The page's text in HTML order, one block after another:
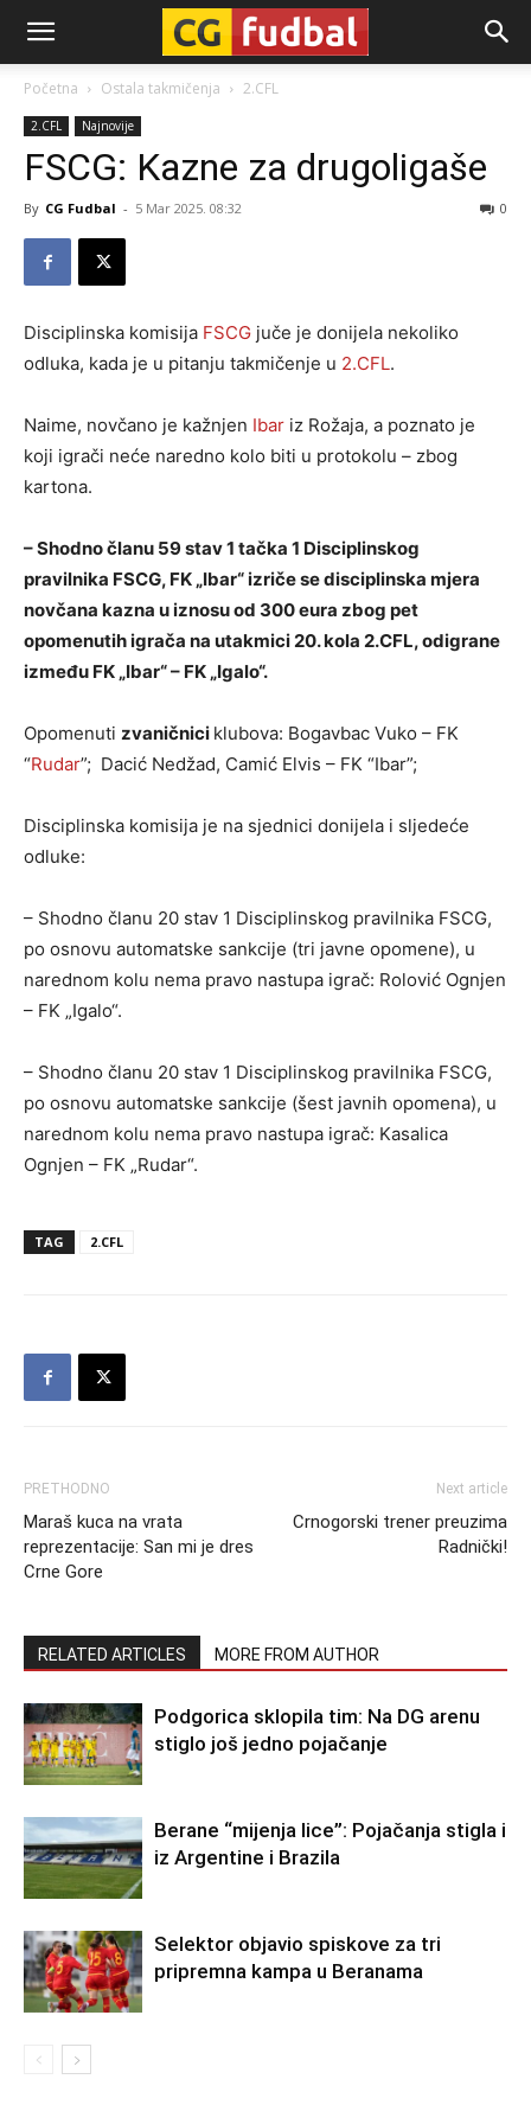
CG-
Fudbal
Početna Ostala takmičenja 2.CFL
2.CFL Najnovije
FSCG: Kazne za drugoligaše
By CG Fudbal - 5 Mar 2025. 08:32 0
Disciplinska komisija FSCG juče je donijela nekoliko
odluka, kada je u pitanju takmičenje u 2.CFL.
Naime, novčano je kažnjen Ibar iz Rožaja, a poznato je
koji igrači neće naredno kolo biti u protokolu – zbog
kartona.
– Shodno članu 59 stav 1 tačka 1 Disciplinskog
pravilnika FSCG, FK „Ibar“ izriče se disciplinska mjera
novčana kazna u iznosu od 300 eura zbog pet
opomenutih igrača na utakmici 20. kola 2.CFL, odigrane
između FK „Ibar“ – FK „Igalo“.
Opomenuti zvaničnici klubova: Bogavbac Vuko – FK
“Rudar”; Dacić Nedžad, Camić Elvis – FK “Ibar”;
Disciplinska komisija je na sjednici donijela i sljedeće
odluke:
– Shodno članu 20 stav 1 Disciplinskog pravilnika FSCG,
po osnovu automatske sankcije (tri javne opomene), u
narednom kolu nema pravo nastupa igrač: Rolović Ognjen
– FK „Igalo“.
– Shodno članu 20 stav 1 Disciplinskog pravilnika FSCG,
po osnovu automatske sankcije (šest javnih opomena), u
narednom kolu nema pravo nastupa igrač: Kasalica
Ognjen – FK „Rudar“.
TAG 2.CFL
PRETHODNO
Maraš kuca na vrata
reprezentacije: San mi je dres
Crne Gore
Next article
Crnogorski trener preuzima
Radnički!
RELATED ARTICLES MORE FROM AUTHOR
Podgorica sklopila tim: Na DG arenu
stiglo još jedno pojačanje
Berane “mijenja lice”: Pojačanja stigla i
iz Argentine i Brazila
Selektor objavio spiskove za tri
pripremna kampa u Beranama